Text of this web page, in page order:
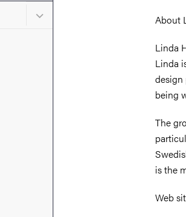
Undermeny för Aktuellt
About
Linda
Linda
design
being
The
is the
Web